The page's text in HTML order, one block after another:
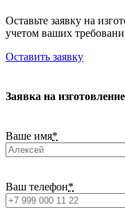
Оставьте заявку на
учетом ваших
Оставить заявку
Заявка на изготовление
Ваше имя*
Ваш телефон*